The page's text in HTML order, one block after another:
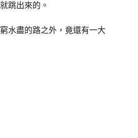
跳出來的。
水盡的路之外，竟還有一大